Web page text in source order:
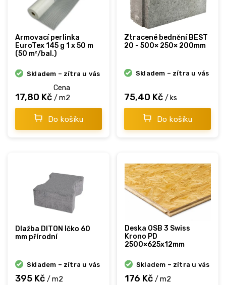
Armovací perlinka
EuroTex 145 g 1 x 50 m
(50 m²/bal.)
Skladem – zítra u vás
Cena
17,80 Kč / m2
Do košíku
Ztracené bednění BEST
20 - 500× 250× 200mm
Skladem – zítra u vás
75,40 Kč / ks
Do košíku
Dlažba DITON Íčko 60
mm přírodní
Skladem – zítra u vás
395 Kč / m2
Deska OSB 3 Swiss
Krono PD
2500×625x12mm
Skladem – zítra u vás
176 Kč / m2